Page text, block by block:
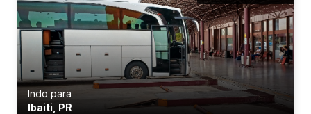
Indo para
Ibaiti, PR